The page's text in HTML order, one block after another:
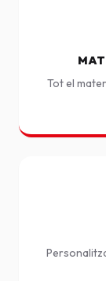
Tot el